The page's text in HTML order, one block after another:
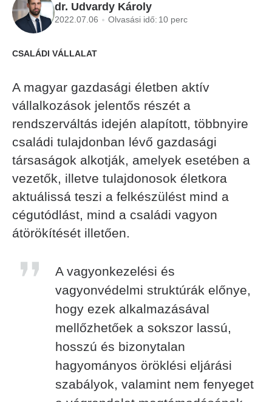
dr. Udvardy Károly
2022.07.06 Olvasási idő: 10 perc
CSALÁDI VÁLLALAT
A magyar gazdasági életben aktív
vállalkozások jelentős részét a
rendszerváltás idején alapított, többnyire
családi tulajdonban lévő gazdasági
társaságok alkotják, amelyek esetében a
vezetők, illetve tulajdonosok életkora
aktuálissá teszi a felkészülést mind a
cégutódlást, mind a családi vagyon
átörökítését illetően.
A vagyonkezelési és
vagyonvédelmi struktúrák előnye,
hogy ezek alkalmazásával
mellőzhetőek a sokszor lassú,
hosszú és bizonytalan
hagyományos öröklési eljárási
szabályok, valamint nem fenyeget